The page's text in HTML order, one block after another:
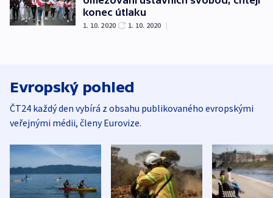
konec útlaku
1. 10. 2020 1. 10. 2020 |
Evropský pohled
ČT24 každý den vybírá z obsahu publikovaného evropskými
veřejnými médii, členy Eurovize.